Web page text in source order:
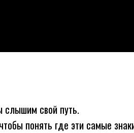
слышим свой путь.
понять где эти самые